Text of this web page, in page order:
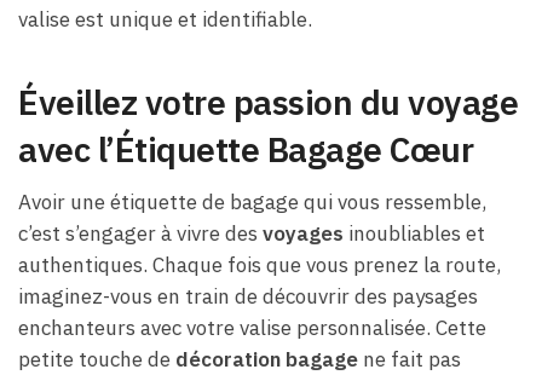
valise est unique et identifiable.
Éveillez votre passion du voyage
avec l’Étiquette Bagage Cœur
Avoir une étiquette de bagage qui vous ressemble,
c’est s’engager à vivre des voyages inoubliables et
authentiques. Chaque fois que vous prenez la route,
imaginez-vous en train de découvrir des paysages
enchanteurs avec votre valise personnalisée. Cette
petite touche de décoration bagage ne fait pas